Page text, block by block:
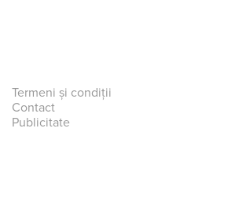
Termeni și condiții
Contact
Publicitate